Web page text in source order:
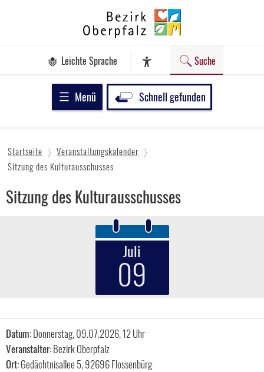
Bezirk
Oberpfalz
Leichte Sprache
Assistenz-Software
Suche
Menü Schnell gefunden
Startseite
Veranstaltungskalender
Sitzung des Kulturausschusses
Sitzung des Kulturausschusses
Juli
09
Datum:Donnerstag, 09.07.2026, 12 Uhr
Veranstalter:Bezirk Oberpfalz
Ort:Gedächtnisallee 5, 92696 Flossenbürg